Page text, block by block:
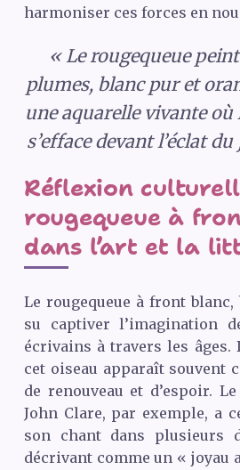
harmoniser ces forces en
« Le rougequeue peint
plumes, blanc pur et
une aquarelle vivante
s’efface devant l’éclat
Réflexion
rougequeue à
dans l’art et la
Le rougequeue à front
su captiver l’imagination
écrivains à travers les âges.
cet oiseau apparaît souvent
de renouveau et d’espoir.
John Clare, par exemple, a
son chant dans plusieurs
décrivant comme un « joyau